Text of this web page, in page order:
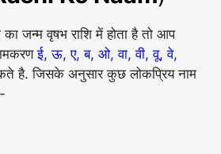
जन्म वृषभ राशि में होता है तो आप
ई, ऊ, ए, ब, ओ, वा, वी, वू, वे,
है. जिसके अनुसार कुछ लोकप्रिय नाम